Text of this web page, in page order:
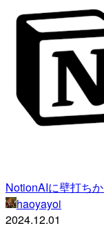
NotionAIに壁打ち
haoyayoi
2024.12.01